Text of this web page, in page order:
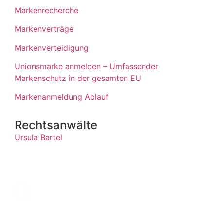
Markenrecherche
Markenverträge
Markenverteidigung
Unionsmarke anmelden – Umfassender
Markenschutz in der gesamten EU
Markenanmeldung Ablauf
Rechtsanwälte
Ursula Bartel